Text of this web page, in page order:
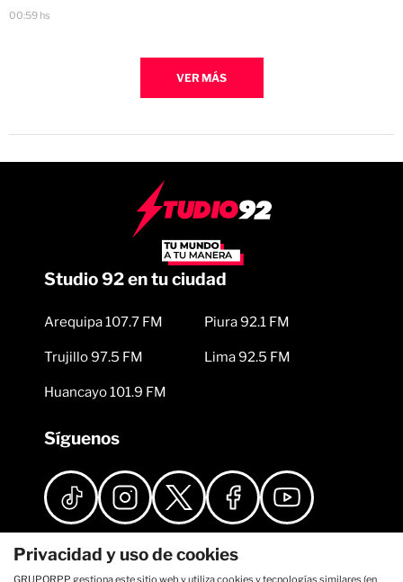
00:59 hs
VER MÁS
Studio 92 en tu ciudad
Arequipa 107.7 FM
Trujillo 97.5 FM
Huancayo 101.9 FM
Piura 92.1 FM
Lima 92.5 FM
Síguenos
Privacidad y uso de cookies
GRUPORPP gestiona este sitio web y utiliza cookies y tecnologías similares (en